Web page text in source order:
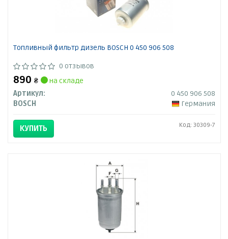
Топливный фильтр дизель BOSCH 0 450 906 508
0 отзывов
890 ₴
на складе
Артикул:
0 450 906 508
BOSCH
Германия
КУПИТЬ Код: 30309-7